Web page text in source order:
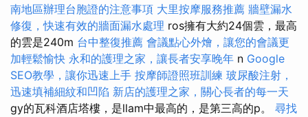
南地區辦理台胞證的注意事項 大里按摩服務推薦 牆壁漏水
修復，快速有效的牆面漏水處理 ros擁有大約24個雲，最高
的雲是240m 台中整復推薦 會議點心外燴，讓您的會議更
加輕鬆愉快 永和的護理之家，讓長者安享晚年 n Google
SEO教學，讓你迅速上手 按摩師證照班訓練 玻尿酸注射，
迅速填補細紋和凹陷 新店的護理之家，關心長者的每一天
gy的瓦科酒店塔樓，是llam中最高的，是第三高的p。 尋找